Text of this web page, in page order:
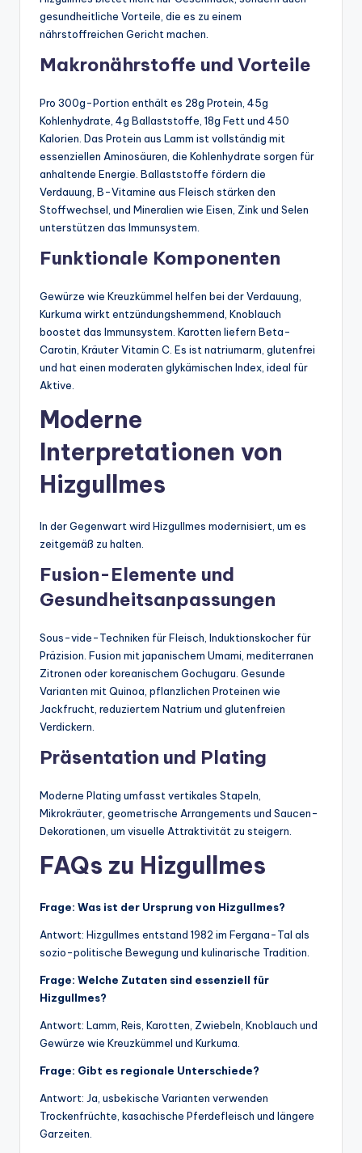
gesundheitliche Vorteile, die es zu einem
nährstoffreichen Gericht machen.
Makronährstoffe und Vorteile
Pro 300g-Portion enthält es 28g Protein, 45g
Kohlenhydrate, 4g Ballaststoffe, 18g Fett und 450
Kalorien. Das Protein aus Lamm ist vollständig mit
essenziellen Aminosäuren, die Kohlenhydrate sorgen für
anhaltende Energie. Ballaststoffe fördern die
Verdauung, B-Vitamine aus Fleisch stärken den
Stoffwechsel, und Mineralien wie Eisen, Zink und Selen
unterstützen das Immunsystem.
Funktionale Komponenten
Gewürze wie Kreuzkümmel helfen bei der Verdauung,
Kurkuma wirkt entzündungshemmend, Knoblauch
boostet das Immunsystem. Karotten liefern Beta-
Carotin, Kräuter Vitamin C. Es ist natriumarm, glutenfrei
und hat einen moderaten glykämischen Index, ideal für
Aktive.
Moderne
Interpretationen von
Hizgullmes
In der Gegenwart wird Hizgullmes modernisiert, um es
zeitgemäß zu halten.
Fusion-Elemente und
Gesundheitsanpassungen
Sous-vide-Techniken für Fleisch, Induktionskocher für
Präzision. Fusion mit japanischem Umami, mediterranen
Zitronen oder koreanischem Gochugaru. Gesunde
Varianten mit Quinoa, pflanzlichen Proteinen wie
Jackfrucht, reduziertem Natrium und glutenfreien
Verdickern.
Präsentation und Plating
Moderne Plating umfasst vertikales Stapeln,
Mikrokräuter, geometrische Arrangements und Saucen-
Dekorationen, um visuelle Attraktivität zu steigern.
FAQs zu Hizgullmes
Frage: Was ist der Ursprung von Hizgullmes?
Antwort: Hizgullmes entstand 1982 im Fergana-Tal als
sozio-politische Bewegung und kulinarische Tradition.
Frage: Welche Zutaten sind essenziell für
Hizgullmes?
Antwort: Lamm, Reis, Karotten, Zwiebeln, Knoblauch und
Gewürze wie Kreuzkümmel und Kurkuma.
Frage: Gibt es regionale Unterschiede?
Antwort: Ja, usbekische Varianten verwenden
Trockenfrüchte, kasachische Pferdefleisch und längere
Garzeiten.